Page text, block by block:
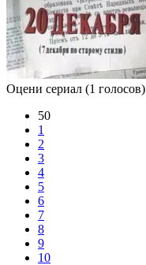
Оцени сериал (1 голосов)
50
1
2
3
4
5
6
7
8
9
10